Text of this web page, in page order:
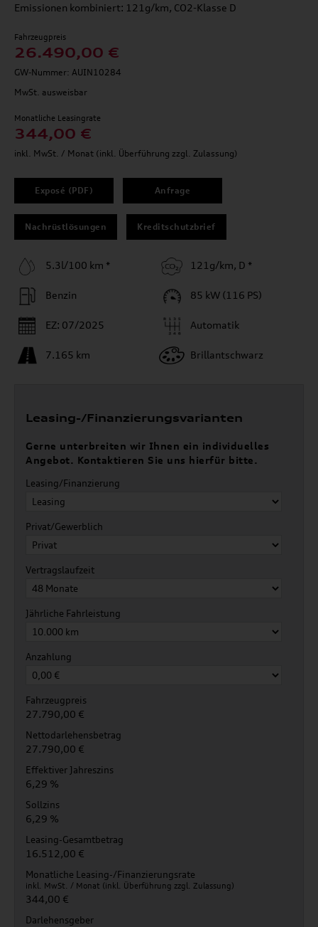
Emissionen kombiniert: 121g/km, CO2-Klasse D
Fahrzeugpreis
26.490,00 €
GW-Nummer: AUIN10284
MwSt. ausweisbar
Monatliche Leasingrate
344,00 €
inkl. MwSt. / Monat (inkl. Überführung zzgl. Zulassung)
Exposé (PDF) Anfrage
Nachrüstlösungen Kreditschutzbrief
5.3l/100 km *
Benzin
EZ: 07/2025
7.165 km
121g/km, D *
85 kW (116 PS)
Automatik
Brillantschwarz
Leasing-/Finanzierungsvarianten
Gerne unterbreiten wir Ihnen ein individuelles
Angebot. Kontaktieren Sie uns hierfür bitte.
Leasing/Finanzierung
Privat/Gewerblich
Vertragslaufzeit
Jährliche Fahrleistung
Anzahlung
Fahrzeugpreis
27.790,00 €
Nettodarlehensbetrag
27.790,00 €
Effektiver Jahreszins
6,29 %
Sollzins
6,29 %
Leasing-Gesamtbetrag
16.512,00 €
Monatliche Leasing-/Finanzierungsrate
inkl. MwSt. / Monat (inkl. Überführung zzgl. Zulassung)
344,00 €
Darlehensgeber